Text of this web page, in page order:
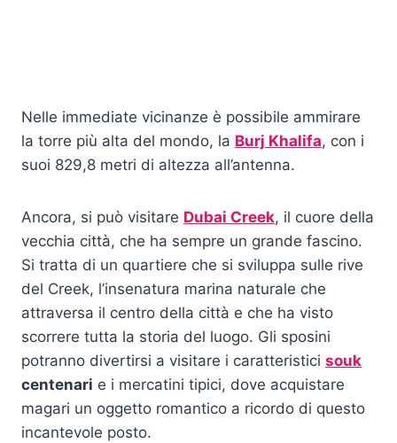
Nelle immediate vicinanze è possibile ammirare
la torre più alta del mondo, la Burj Khalifa, con i
suoi 829,8 metri di altezza all’antenna.
Ancora, si può visitare Dubai Creek, il cuore della
vecchia città, che ha sempre un grande fascino.
Si tratta di un quartiere che si sviluppa sulle rive
del Creek, l’insenatura marina naturale che
attraversa il centro della città e che ha visto
scorrere tutta la storia del luogo. Gli sposini
potranno divertirsi a visitare i caratteristici souk
centenari e i mercatini tipici, dove acquistare
magari un oggetto romantico a ricordo di questo
incantevole posto.